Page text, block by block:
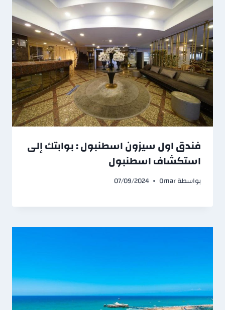
فندق اول سيزون اسطنبول : بوابتك إلى
استكشاف اسطنبول
بواسطةOmar
07/09/2024